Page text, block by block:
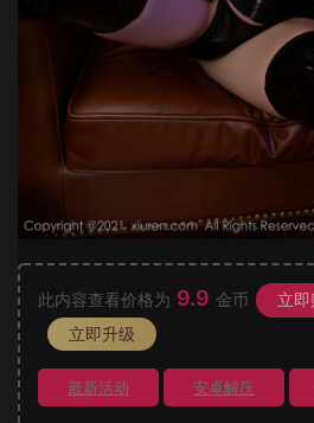
此内容查看价格为 9.9 金币 立
立即升级
最新活动 安卓解压